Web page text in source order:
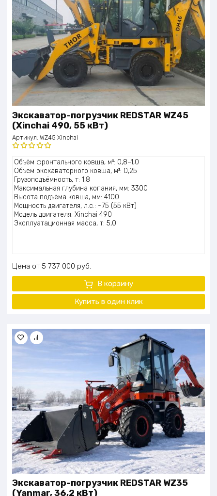
Экскаватор-погрузчик REDSTAR WZ45
(Xinchai 490, 55 кВт)
Артикул: WZ45 Xinchai
Оценка
5.00из 5
Объём фронтального ковша, м³: 0,8–1,0
Объём экскаваторного ковша, м³: 0,25
Грузоподъёмность, т: 1,8
Максимальная глубина копания, мм: 3300
Высота подъёма ковша, мм: 4100
Мощность двигателя, л.с.: ~75 (55 кВт)
Модель двигателя: Xinchai 490
Эксплуатационная масса, т: 5,0
Цена 5 737 000 руб.
В корзину
Купить в один клик
Экскаватор-погрузчик REDSTAR WZ35
(Yanmar, 36,2 кВт)